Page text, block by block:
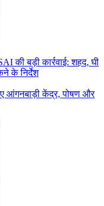
की बड़ी कार्रवाई: शहद, घी
के निर्देश
आंगनबाड़ी केंद्र, पोषण और